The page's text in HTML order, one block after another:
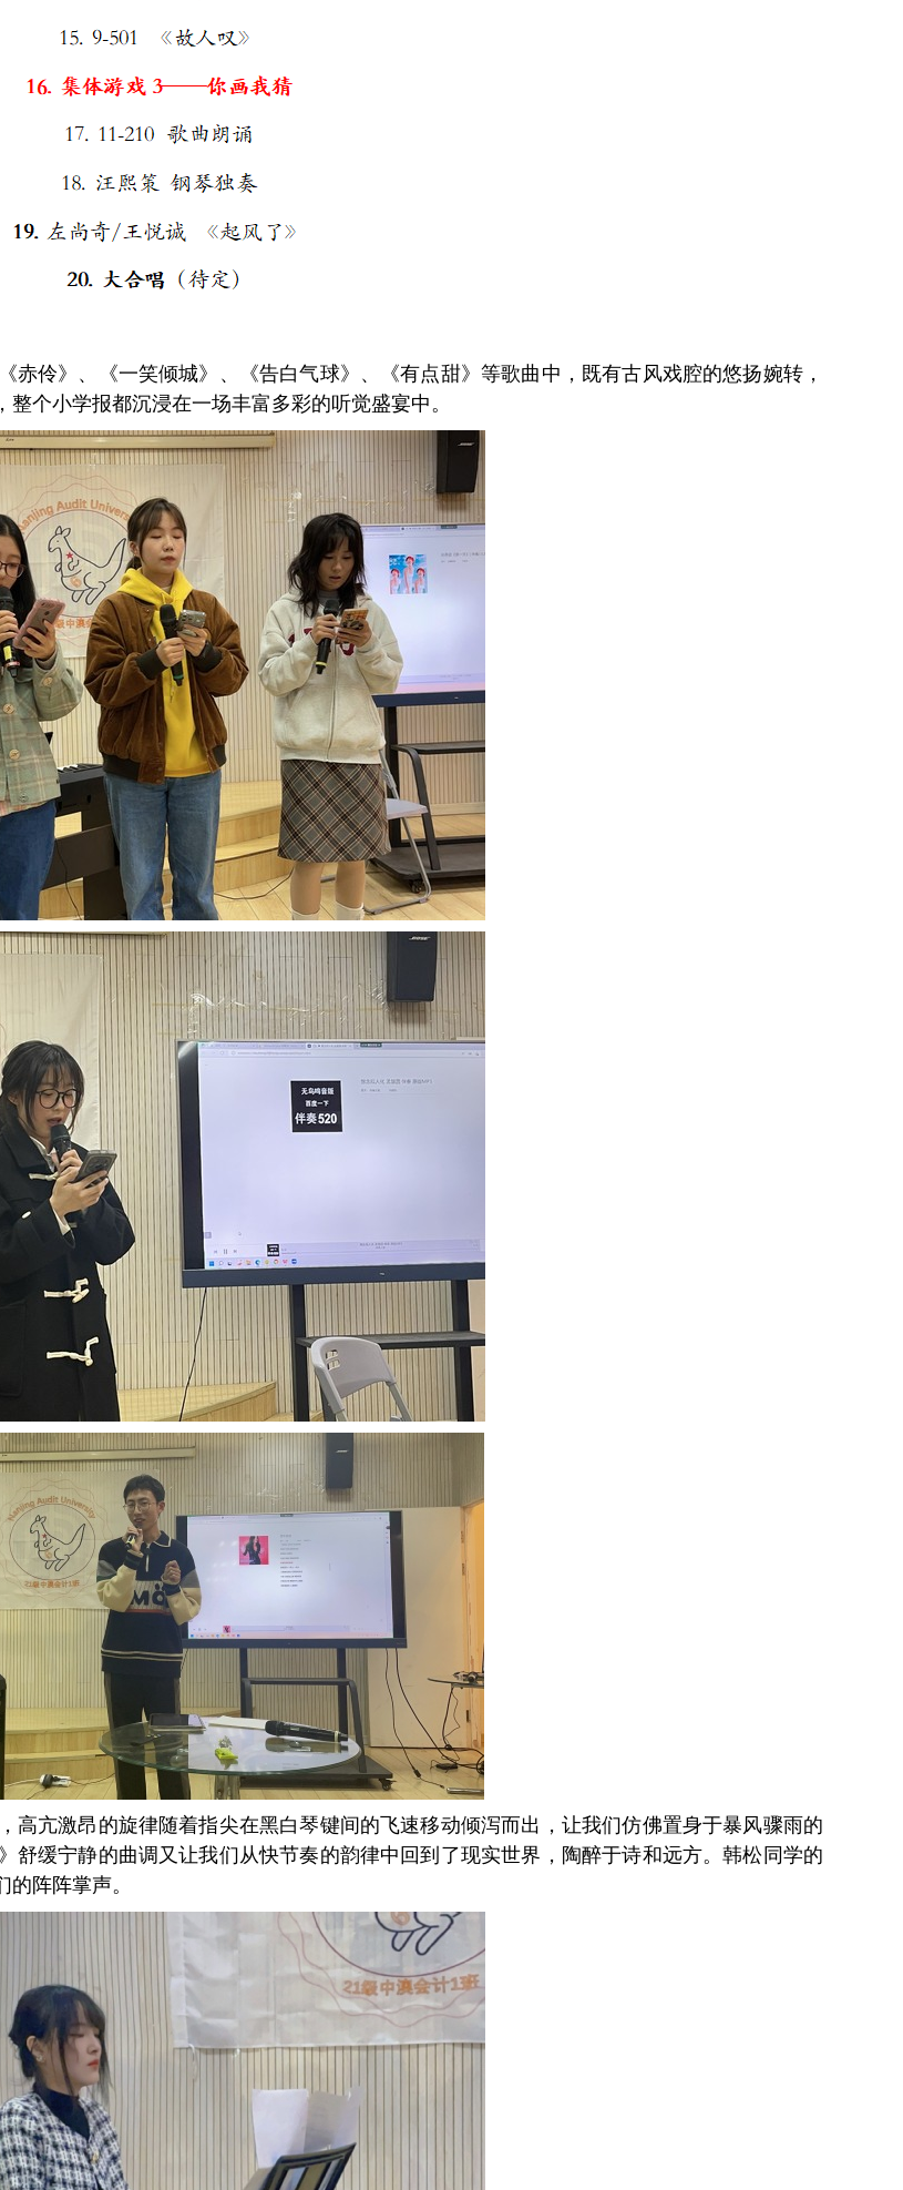
伶》、《一笑倾城》、《告白气球》、《有点甜》等歌曲中，既有古风戏腔的悠扬婉转，
个小学报都沉浸在一场丰富多彩的听觉盛宴中。
高亢激昂的旋律随着指尖在黑白琴键间的飞速移动倾泻而出，让我们仿佛置身于暴风骤雨的
舒缓宁静的曲调又让我们从快节奏的韵律中回到了现实世界，陶醉于诗和远方。韩松同学的
阵阵掌声。